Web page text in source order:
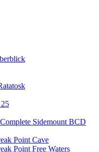
Sidemount BCD
Point Cave
Point Free Waters